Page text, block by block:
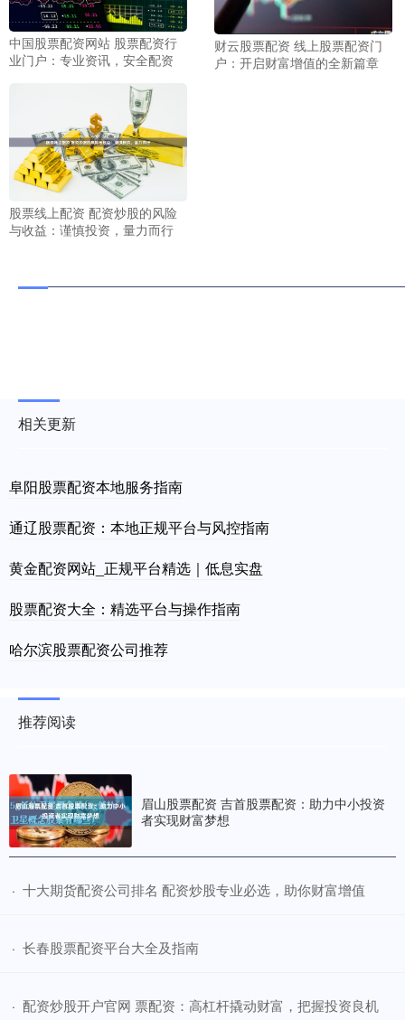
中国股票配资网站 股票配资行
业门户：专业资讯，安全配资
财云股票配资 线上股票配资门
户：开启财富增值的全新篇章
股票线上配资 配资炒股的风险
与收益：谨慎投资，量力而行
相关更新
阜阳股票配资本地服务指南
通辽股票配资：本地正规平台与风控指南
黄金配资网站_正规平台精选｜低息实盘
股票配资大全：精选平台与操作指南
哈尔滨股票配资公司推荐
推荐阅读
眉山股票配资 吉首股票配资：助力中小投资
者实现财富梦想
· ​十大期货配资公司排名 配资炒股专业必选，助你财富增值
· ​长春股票配资平台大全及指南
· ​配资炒股开户官网 票配资：高杠杆撬动财富，把握投资良机